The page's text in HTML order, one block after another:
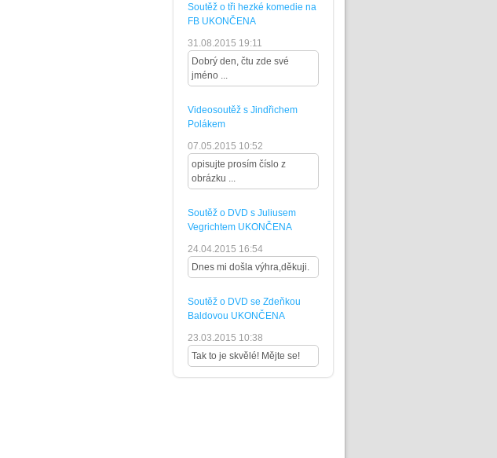
Soutěž o tři hezké komedie na
FB UKONČENA
31.08.2015 19:11
Dobrý den, čtu zde své
jméno ...
Videosoutěž s Jindřichem
Polákem
07.05.2015 10:52
opisujte prosím číslo z
obrázku ...
Soutěž o DVD s Juliusem
Vegrichtem UKONČENA
24.04.2015 16:54
Dnes mi došla výhra,děkuji.
Soutěž o DVD se Zdeňkou
Baldovou UKONČENA
23.03.2015 10:38
Tak to je skvělé! Mějte se!